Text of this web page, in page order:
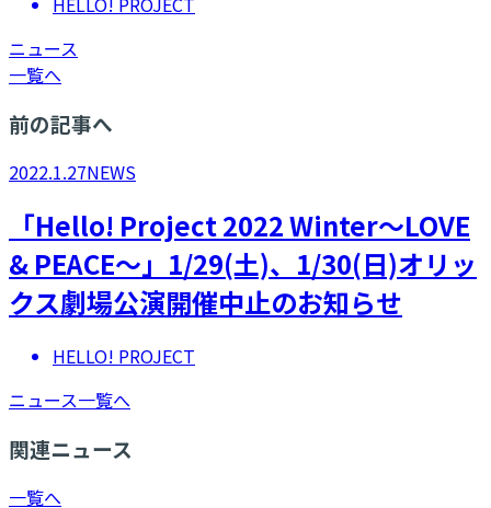
ニュース
一覧へ
前の記事へ
2022.1.27NEWS
「Hello! Project 2022 Winter～LOVE
& PEACE～」1/29(土)、1/30(日)オリッ
クス劇場公演開催中止のお知らせ
HELLO! PROJECT
ニュース一覧へ
関連ニュース
一覧へ